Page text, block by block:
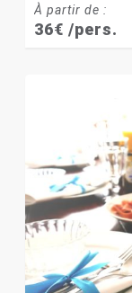
À partir de :
36€ /pers.